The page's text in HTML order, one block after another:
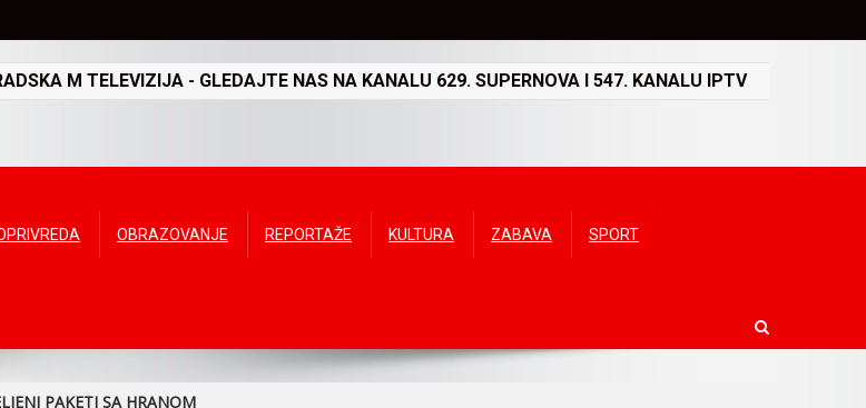
M TELEVIZIJA - GLEDAJTE NAS NA KANALU 629. SUPERNOVA I 547. KANALU IPTV
OBRAZOVANJE REPORTAŽE KULTURA ZABAVA SPORT
PAKETI SA HRANOM